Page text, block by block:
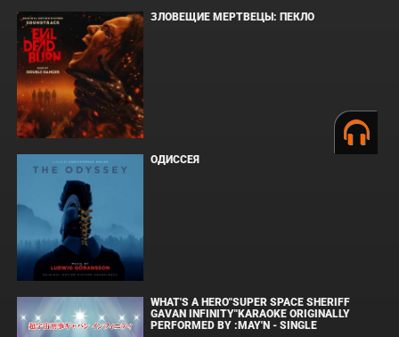
ЗЛОВЕЩИЕ МЕРТВЕЦЫ: ПЕКЛО
ОДИССЕЯ
WHAT'S A HERO"SUPER SPACE SHERIFF
GAVAN INFINITY"KARAOKE ORIGINALLY
PERFORMED BY :MAY'N - SINGLE